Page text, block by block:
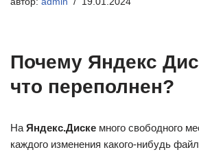
Почему Яндекс
что переполнен?
На Яндекс.Диске много свободного
каждого изменения какого-нибудь